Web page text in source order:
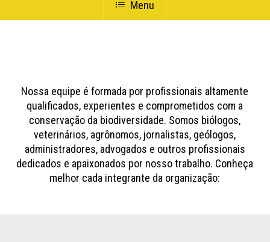
Menu
Nossa equipe é formada por profissionais altamente
qualificados, experientes e comprometidos com a
conservação da biodiversidade. Somos biólogos,
veterinários, agrônomos, jornalistas, geólogos,
administradores, advogados e outros profissionais
dedicados e apaixonados por nosso trabalho. Conheça
melhor cada integrante da organização: